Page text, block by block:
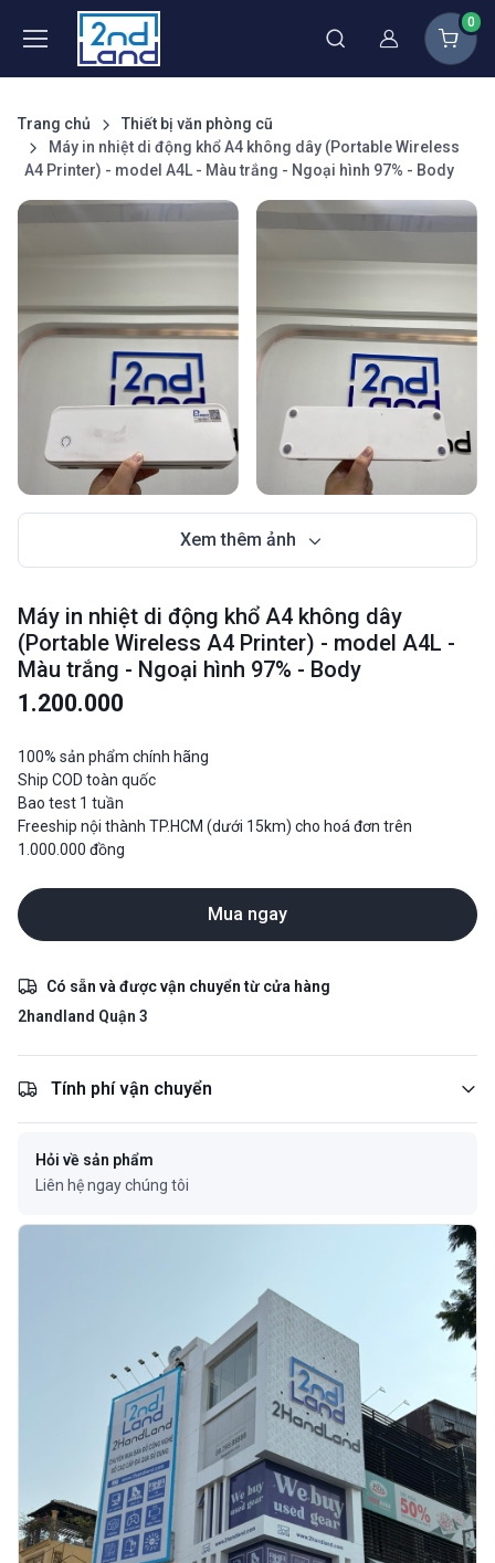
Thành viên
0
Trang chủ
Thiết bị văn phòng cũ
Máy in nhiệt di động khổ A4 không dây (Portable Wireless
A4 Printer) - model A4L - Màu trắng - Ngoại hình 97% - Body
Xem thêm ảnh
Máy in nhiệt di động khổ A4 không dây
(Portable Wireless A4 Printer) - model A4L -
Màu trắng - Ngoại hình 97% - Body
1.200.000
100% sản phẩm chính hãng
Ship COD toàn quốc
Bao test 1 tuần
Freeship nội thành TP.HCM (dưới 15km) cho hoá đơn trên
1.000.000 đồng
Mua ngay
Có sẵn và được vận chuyển từ cửa hàng
2handland Quận 3
Tính phí vận chuyển
Hỏi về sản phẩm
Liên hệ ngay chúng tôi